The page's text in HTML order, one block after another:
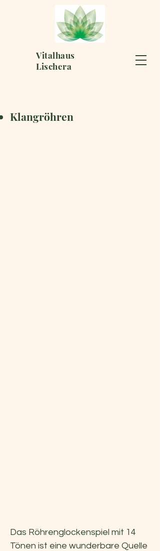
Vitalhaus
Lischera
Klangröhren
Das Röhrenglockenspiel mit 14
Tönen ist eine wunderbare Quelle